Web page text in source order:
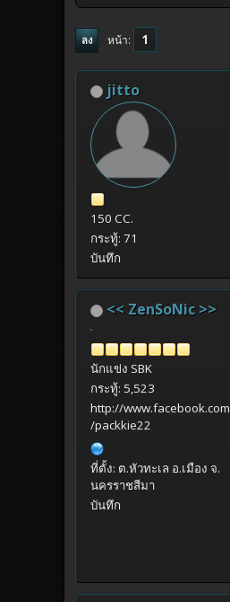
ลง หน้า 1
jitto
150 CC.
กระทู้: 71
บันทึก
<< ZenSoNic >>
นักแข่ง SBK
กระทู้: 5,523
http://www.facebook.com
/packkie22
ที่ตั้ง: ต.หัวทะเล อ.เมือง จ.
นครราชสีมา
บันทึก